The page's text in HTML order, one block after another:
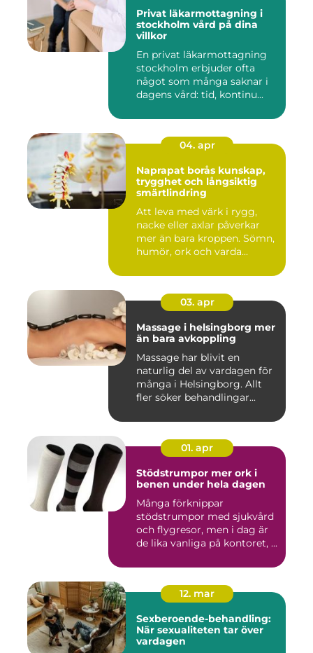
Privat läkarmottagning i
stockholm vård på dina
villkor
En privat läkarmottagning
stockholm erbjuder ofta
något som många saknar i
dagens vård: tid, kontinu...
04. apr
Naprapat borås kunskap,
trygghet och långsiktig
smärtlindring
Att leva med värk i rygg,
nacke eller axlar påverkar
mer än bara kroppen. Sömn,
humör, ork och varda...
03. apr
Massage i helsingborg mer
än bara avkoppling
Massage har blivit en
naturlig del av vardagen för
många i Helsingborg. Allt
fler söker behandlingar...
01. apr
Stödstrumpor mer ork i
benen under hela dagen
Många förknippar
stödstrumpor med sjukvård
och flygresor, men i dag är
de lika vanliga på kontoret, ...
12. mar
Sexberoende-behandling:
När sexualiteten tar över
vardagen